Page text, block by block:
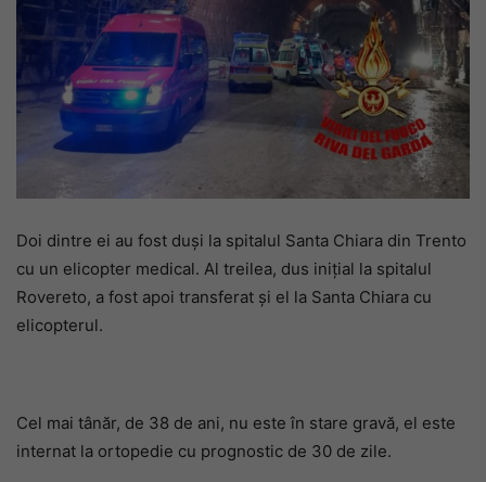
Doi dintre ei au fost duși la spitalul Santa Chiara din Trento
cu un elicopter medical. Al treilea, dus inițial la spitalul
Rovereto, a fost apoi transferat și el la Santa Chiara cu
elicopterul.
Cel mai tânăr, de 38 de ani, nu este în stare gravă, el este
internat la ortopedie cu prognostic de 30 de zile.